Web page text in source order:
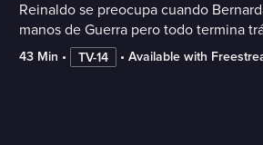
Reinaldo se preocupa cuando
manos de Guerra pero todo termina
43 Min • TV-14 • Available with